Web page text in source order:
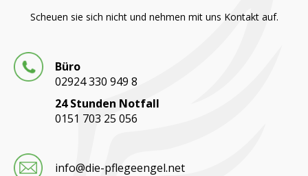
Scheuen sie sich nicht und nehmen mit uns Kontakt auf.
Büro
02924 330 949 8
24 Stunden Notfall
0151 703 25 056
info@die-pflegeengel.net